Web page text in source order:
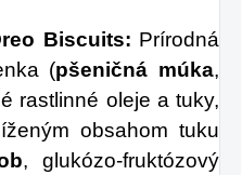
Biscuits: Prírodná
(pšeničná múka,
rastlinné oleje a tuky,
obsahom tuku
, glukózo-fruktózový